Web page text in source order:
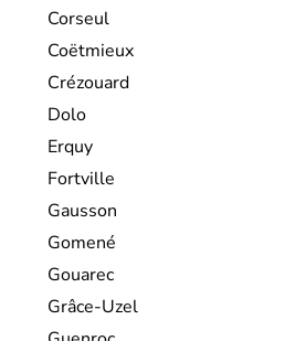
Corseul
Coëtmieux
Crézouard
Dolo
Erquy
Fortville
Gausson
Gomené
Gouarec
Grâce-Uzel